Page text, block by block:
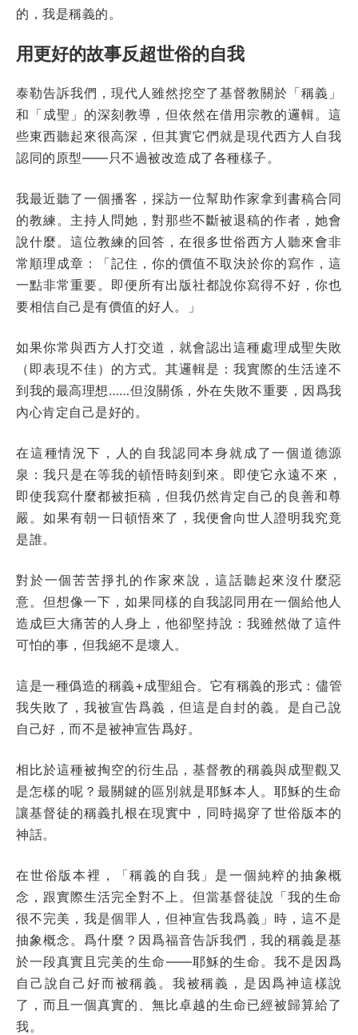
的，我是稱義的。
用更好的故事反超世俗的自我
泰勒告訴我們，現代人雖然挖空了基督教關於「稱義」
和「成聖」的深刻教導，但依然在借用宗教的邏輯。這
些東西聽起來很高深，但其實它們就是現代西方人自我
認同的原型——只不過被改造成了各種樣子。
我最近聽了一個播客，採訪一位幫助作家拿到書稿合同
的教練。主持人問她，對那些不斷被退稿的作者，她會
說什麼。這位教練的回答，在很多世俗西方人聽來會非
常順理成章：「記住，你的價值不取決於你的寫作，這
一點非常重要。即便所有出版社都說你寫得不好，你也
要相信自己是有價值的好人。」
如果你常與西方人打交道，就會認出這種處理成聖失敗
（即表現不佳）的方式。其邏輯是：我實際的生活達不
到我的最高理想……但沒關係，外在失敗不重要，因爲我
內心肯定自己是好的。
在這種情況下，人的自我認同本身就成了一個道德源
泉：我只是在等我的頓悟時刻到來。即使它永遠不來，
即使我寫什麼都被拒稿，但我仍然肯定自己的良善和尊
嚴。如果有朝一日頓悟來了，我便會向世人證明我究竟
是誰。
對於一個苦苦掙扎的作家來說，這話聽起來沒什麼惡
意。但想像一下，如果同樣的自我認同用在一個給他人
造成巨大痛苦的人身上，他卻堅持說：我雖然做了這件
可怕的事，但我絕不是壞人。
這是一種僞造的稱義+成聖組合。它有稱義的形式：儘管
我失敗了，我被宣告爲義，但這是自封的義。是自己說
自己好，而不是被神宣告爲好。
相比於這種被掏空的衍生品，基督教的稱義與成聖觀又
是怎樣的呢？最關鍵的區別就是耶穌本人。耶穌的生命
讓基督徒的稱義扎根在現實中，同時揭穿了世俗版本的
神話。
在世俗版本裡，「稱義的自我」是一個純粹的抽象概
念，跟實際生活完全對不上。但當基督徒說「我的生命
很不完美，我是個罪人，但神宣告我爲義」時，這不是
抽象概念。爲什麼？因爲福音告訴我們，我的稱義是基
於一段真實且完美的生命——耶穌的生命。我不是因爲
自己說自己好而被稱義。我被稱義，是因爲神這樣說
了，而且一個真實的、無比卓越的生命已經被歸算給了
我。